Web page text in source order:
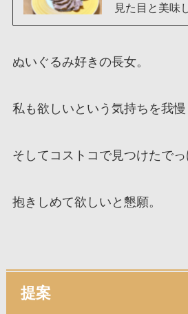
見た目と美味
ぬいぐるみ好きの長女。
私も欲しいという気持ちを我慢
そしてコストコで見つけたでっ
抱きしめて欲しいと懇願。
提案